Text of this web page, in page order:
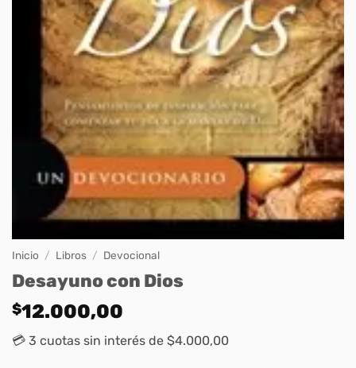
Inicio / Libros / Devocional
Desayuno con Dios
$12.000,00
💳 3 cuotas sin interés de $4.000,00